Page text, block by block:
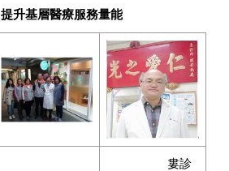
升基層醫療服務量能
婁診